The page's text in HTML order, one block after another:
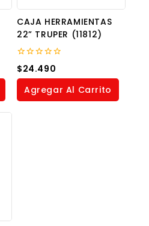
CAJA HERRAMIENTAS
22” TRUPER (11812)
0
out
of
$24.490
Agregar Al Carrito